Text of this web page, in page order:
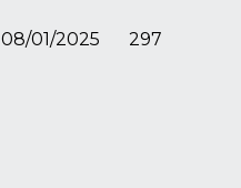
08/01/2025 297